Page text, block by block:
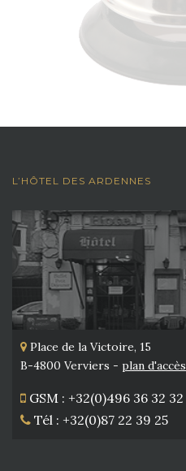
L’HÔTEL DES ARDENNES
Place de la Victoire, 15
B-4800 Verviers - plan d'accès
GSM : +32(0)496 36 32 32
Tél : +32(0)87 22 39 25